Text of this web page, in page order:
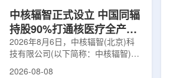
中核辐智正式设立 中国同辐
持股90%打通核医疗全产业
链
2026年8月6日，中核辐智(北京)科
技有限公司(以下简称：中核辐智)正
式设立。公司由中国同辐股份有限公
2026-08-08